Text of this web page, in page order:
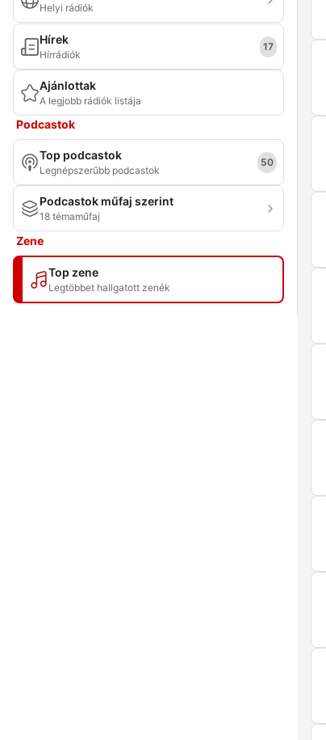
Helyi rádiók
Hírek
Hírrádiók
17
Ajánlottak
A legjobb rádiók listája
Podcastok
Top podcastok
Legnépszerűbb podcastok
50
Podcastok műfaj szerint
18 témaműfaj
Zene
Top zene
Legtöbbet hallgatott zenék